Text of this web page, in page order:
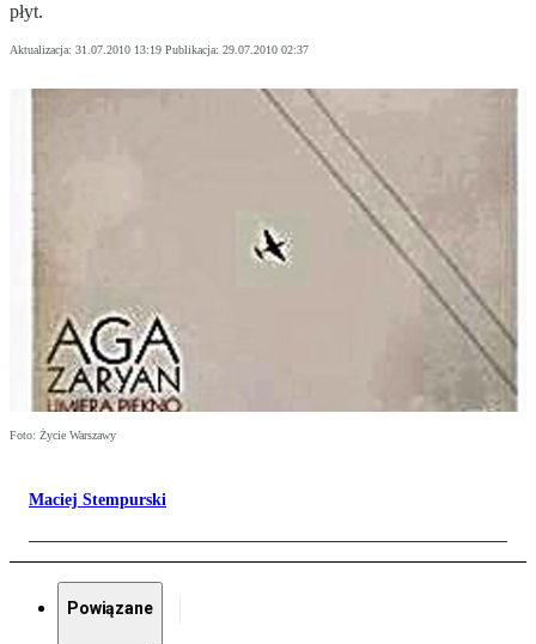
płyt.
Aktualizacja: 31.07.2010 13:19 Publikacja: 29.07.2010 02:37
Foto: Życie Warszawy
Maciej Stempurski
Powiązane